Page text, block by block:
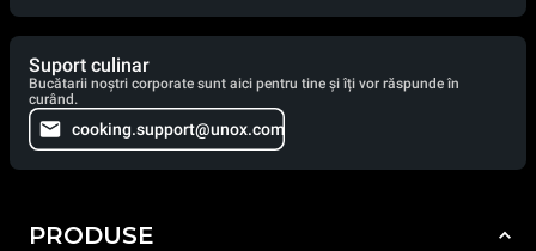
Suport culinar
Bucătarii noștri corporate sunt aici pentru tine și îți vor răspunde în
curând.
cooking.support@unox.com
PRODUSE